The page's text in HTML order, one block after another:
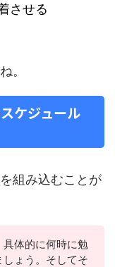
させる
。
ケジュール
組み込むことが
体的に何時に勉
ょう。そしてそ